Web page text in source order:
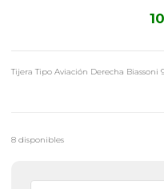
Tijera Tipo Aviación Derecha Biassoni
8 disponibles